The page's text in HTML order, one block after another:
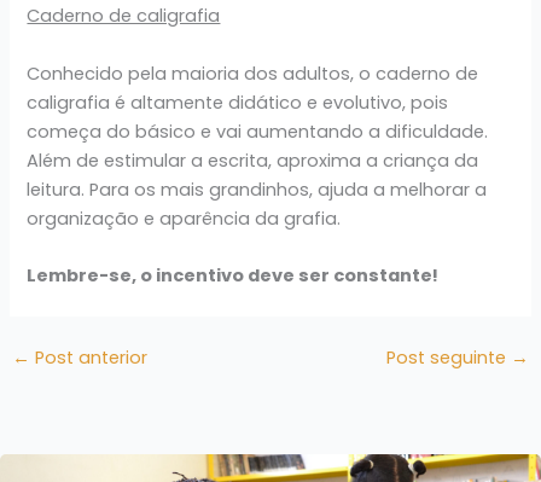
Caderno de caligrafia
Conhecido pela maioria dos adultos, o caderno de
caligrafia é altamente didático e evolutivo, pois
começa do básico e vai aumentando a dificuldade.
Além de estimular a escrita, aproxima a criança da
leitura. Para os mais grandinhos, ajuda a melhorar a
organização e aparência da grafia.
Lembre-se, o incentivo deve ser constante!
← Post anterior Post seguinte →